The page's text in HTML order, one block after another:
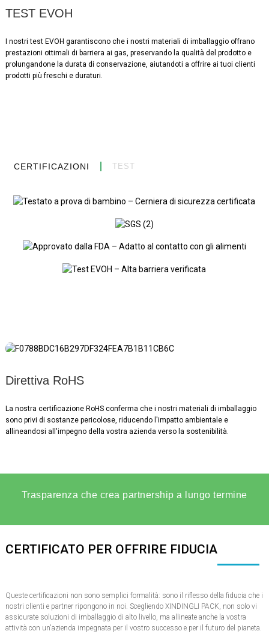
TEST EVOH
I nostri test EVOH garantiscono che i nostri materiali di imballaggio offrano
prestazioni ottimali di barriera ai gas, preservando la qualità del prodotto e
prolungandone la durata di conservazione, aiutandoti a offrire ai tuoi clienti
prodotti più freschi e duraturi.
CERTIFICAZIONI TEST
Direttiva RoHS
La nostra certificazione RoHS conferma che i nostri materiali di imballaggio
sono privi di sostanze pericolose, riducendo l'impatto ambientale e
allineandosi all'impegno della vostra azienda verso la sostenibilità.
Trasparenza che crea partnership a lungo termine
CERTIFICATO PER OFFRIRE FIDUCIA
Queste certificazioni non sono semplici formalità: sono il riflesso della fiducia che i
nostri clienti e partner ripongono in noi. Scegliendo XINDINGLI PACK, non solo vi
assicurate soluzioni di imballaggio di alto livello, ma allineate anche la vostra
attività con un'azienda impegnata per il vostro successo e per il futuro del pianeta.